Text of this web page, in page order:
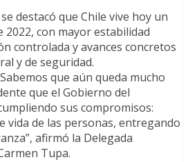
destacó que Chile vive hoy un
con mayor estabilidad
controlada y avances concretos
y de seguridad.
que aún queda mucho
que el Gobierno del
sus compromisos:
vida de las personas, entregando
afirmó la Delegada
Tupa.